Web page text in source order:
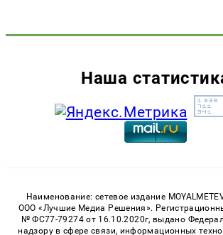
Наша
Наименование: сетевое издание
ООО «Лучшие Медиа Решения».
№ ФС77-79274 от 16.10.2020г, выдано
надзору в сфере связи, информационных